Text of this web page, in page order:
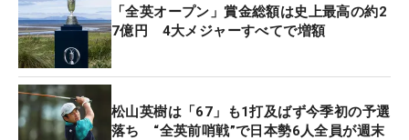
「全英オープン」賞金総額は史上最高の約2
7億円 4大メジャーすべてで増額
松山英樹は「67」も1打及ばず今季初の予選
落ち “全英前哨戦”で日本勢6人全員が週末